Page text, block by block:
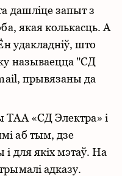
дашліце запыт з
якая колькасць. А
удакладніў, што
называецца "СД
прывязаны да
ТАА «СД Электра» і
аб тым, дзе
і для якіх мэтаў. На
адказу.